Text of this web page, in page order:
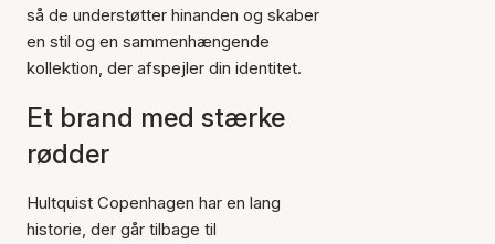
så de understøtter hinanden og skaber
en stil og en sammenhængende
kollektion, der afspejler din identitet.
Et brand med stærke
rødder
Hultquist Copenhagen har en lang
historie, der går tilbage til